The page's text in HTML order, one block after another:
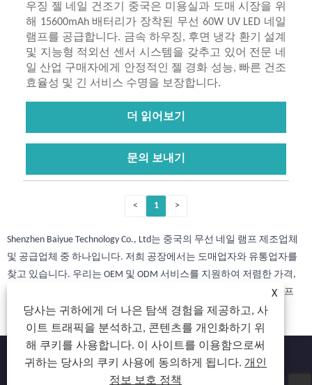
우징 젤 네일 건조기 중국은 미용실과 도매 시장을 위
해 15600mAh 배터리가 장착된 무선 60W UV LED 네일
램프를 공급합니다. 금속 하우징, 후면 냉각 환기 설계
및 지능형 적외선 센서 시스템을 갖추고 있어 전문 네
일 산업 구매자에게 안정적인 젤 경화 성능, 빠른 건조
효율성 및 긴 서비스 수명을 보장합니다.
더 읽어보기
문의 보내기
< 1 >
Shenzhen Baiyue Technology Co., Ltd는 중국의 무선 네일 램프 제조업체
및 공급업체 중 하나입니다. 저희 공장에서는 도매업자와 유통업자를
찾고 있습니다. 우리는 OEM 및 ODM 서비스를 지원하여 저렴한 가격,
최신 스타일 및 고품질로 전 세계 고객을 유치합니다. 무선 네일 램프
X
당사는 귀하에게 더 나은 탐색 경험을 제공하고, 사
이트 트래픽을 분석하고, 콘텐츠를 개인화하기 위
해 쿠키를 사용합니다. 이 사이트를 이용함으로써
귀하는 당사의 쿠키 사용에 동의하게 됩니다. 개인
정보 보호 정책